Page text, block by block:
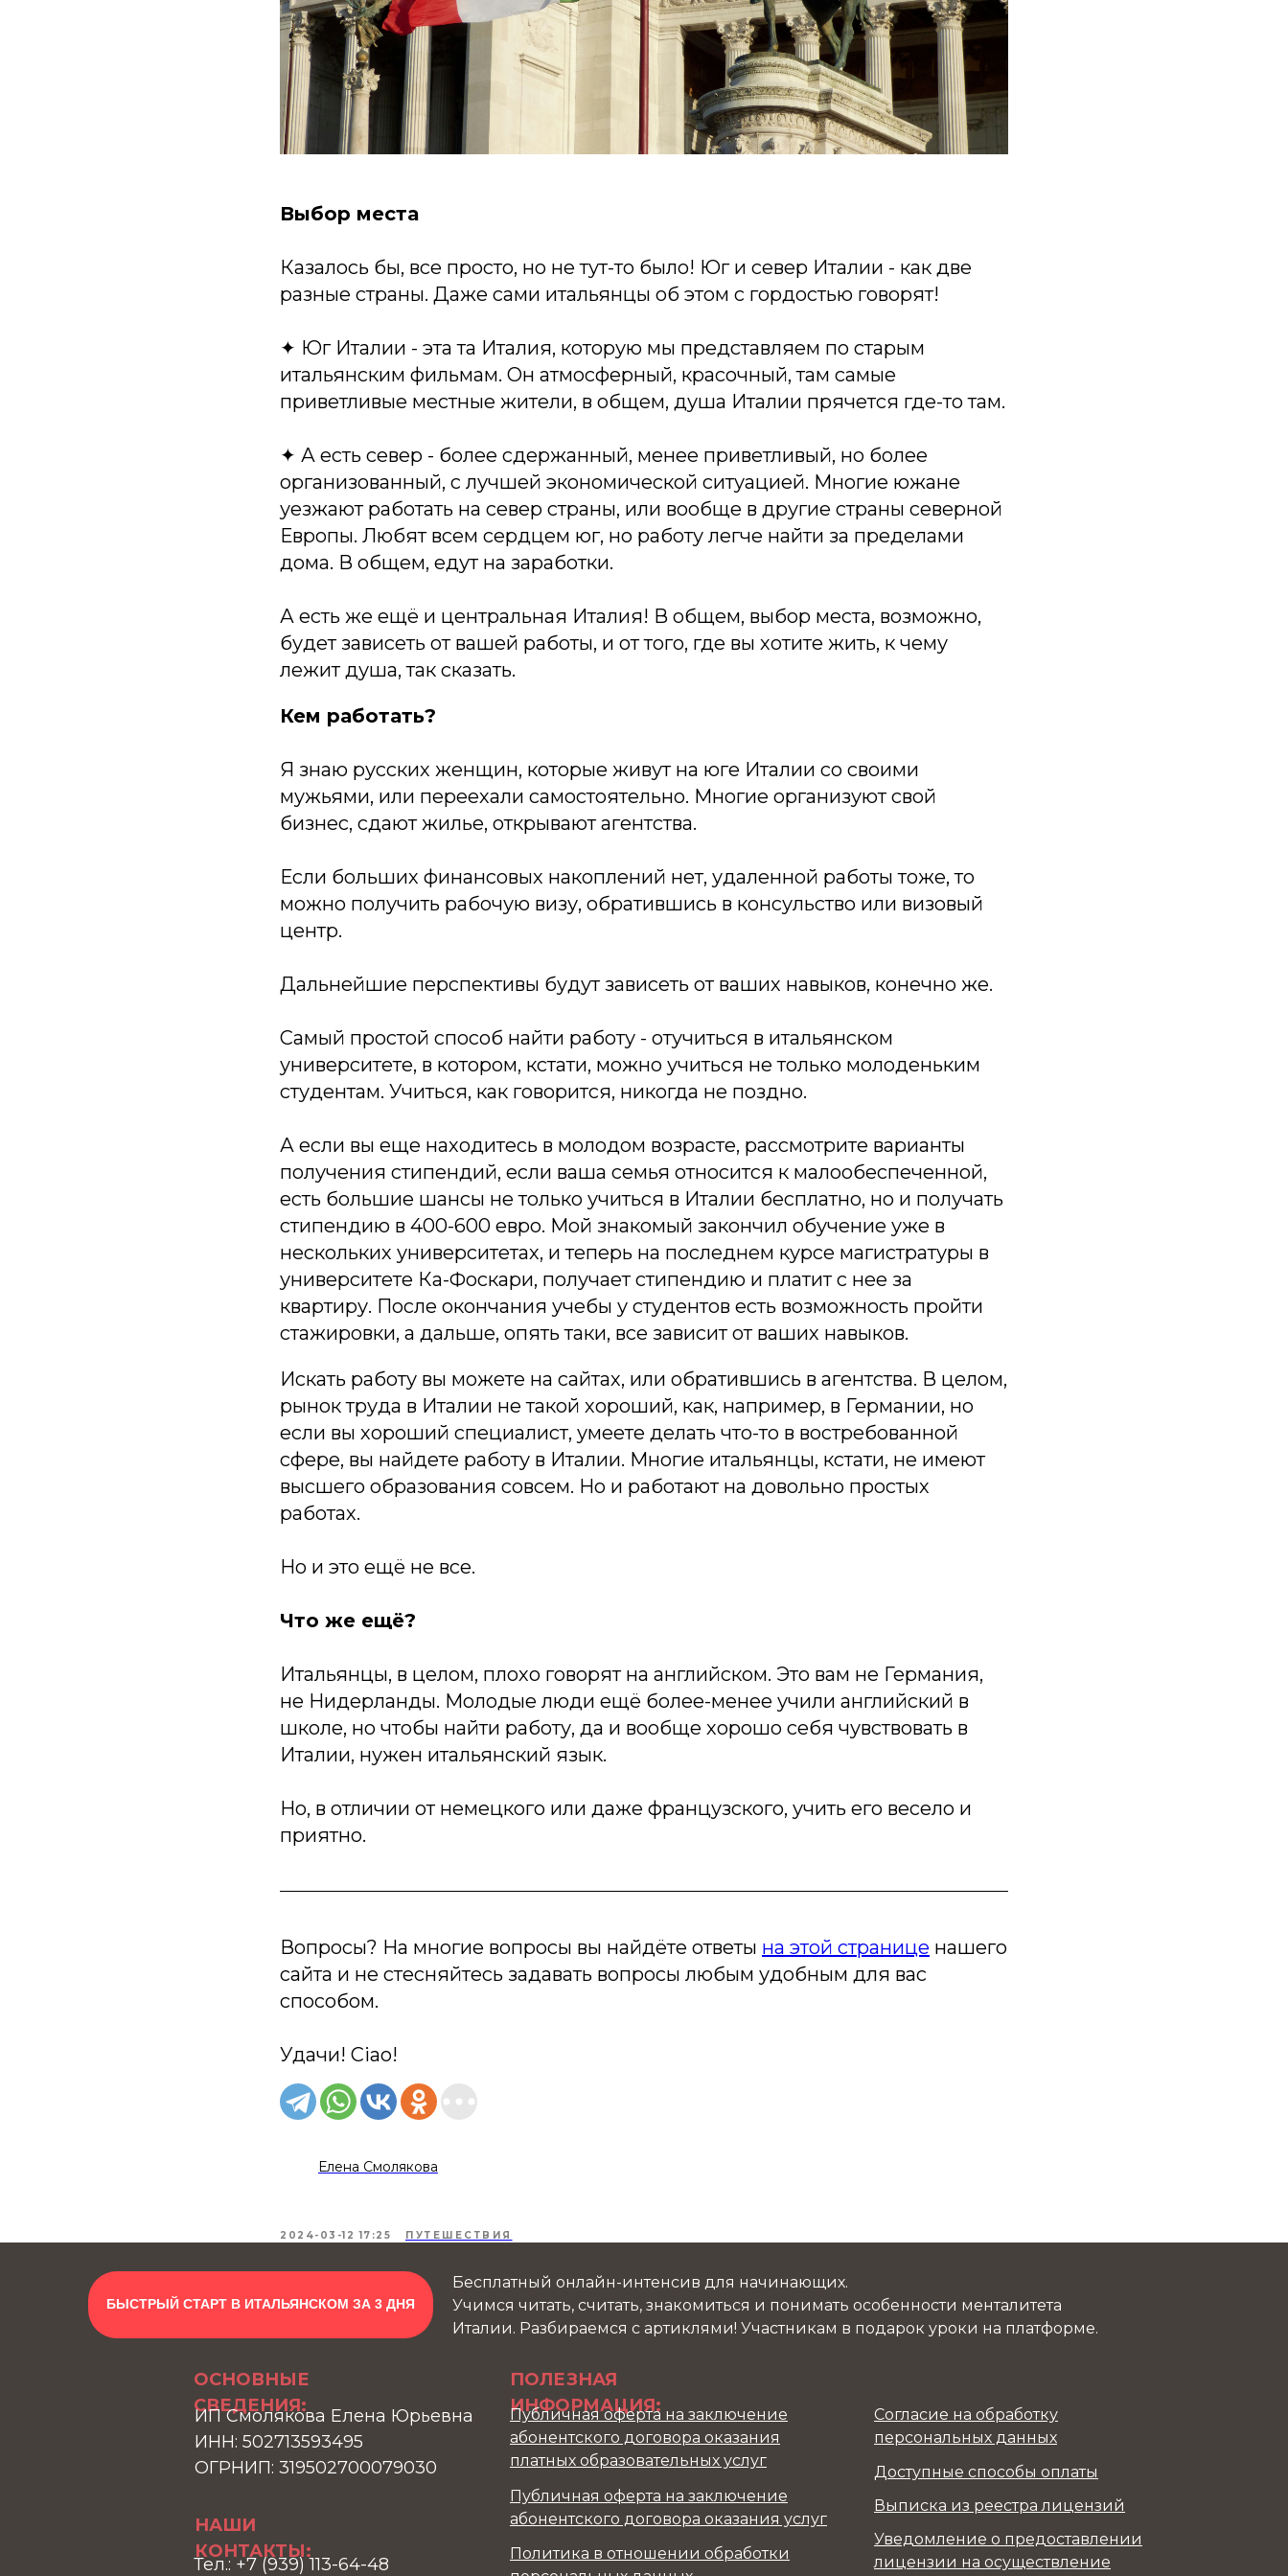
Выбор места
Казалось бы, все просто, но не тут-то было! Юг и север Италии - как две
разные страны. Даже сами итальянцы об этом с гордостью говорят!
✦ Юг Италии - эта та Италия, которую мы представляем по старым
итальянским фильмам. Он атмосферный, красочный, там самые
приветливые местные жители, в общем, душа Италии прячется где-то там.
✦ А есть север - более сдержанный, менее приветливый, но более
организованный, с лучшей экономической ситуацией. Многие южане
уезжают работать на север страны, или вообще в другие страны северной
Европы. Любят всем сердцем юг, но работу легче найти за пределами
дома. В общем, едут на заработки.
А есть же ещё и центральная Италия! В общем, выбор места, возможно,
будет зависеть от вашей работы, и от того, где вы хотите жить, к чему
лежит душа, так сказать.
Кем работать?
Я знаю русских женщин, которые живут на юге Италии со своими
мужьями, или переехали самостоятельно. Многие организуют свой
бизнес, сдают жилье, открывают агентства.
Если больших финансовых накоплений нет, удаленной работы тоже, то
можно получить рабочую визу, обратившись в консульство или визовый
центр.
Дальнейшие перспективы будут зависеть от ваших навыков, конечно же.
Самый простой способ найти работу - отучиться в итальянском
университете, в котором, кстати, можно учиться не только молоденьким
студентам. Учиться, как говорится, никогда не поздно.
А если вы еще находитесь в молодом возрасте, рассмотрите варианты
получения стипендий, если ваша семья относится к малообеспеченной,
есть большие шансы не только учиться в Италии бесплатно, но и получать
стипендию в 400-600 евро. Мой знакомый закончил обучение уже в
нескольких университетах, и теперь на последнем курсе магистратуры в
университете Ка-Фоскари, получает стипендию и платит с нее за
квартиру. После окончания учебы у студентов есть возможность пройти
стажировки, а дальше, опять таки, все зависит от ваших навыков.
Искать работу вы можете на сайтах, или обратившись в агентства. В целом,
рынок труда в Италии не такой хороший, как, например, в Германии, но
если вы хороший специалист, умеете делать что-то в востребованной
сфере, вы найдете работу в Италии. Многие итальянцы, кстати, не имеют
высшего образования совсем. Но и работают на довольно простых
работах.
Но и это ещё не все.
Что же ещё?
Итальянцы, в целом, плохо говорят на английском. Это вам не Германия,
не Нидерланды. Молодые люди ещё более-менее учили английский в
школе, но чтобы найти работу, да и вообще хорошо себя чувствовать в
Италии, нужен итальянский язык.
Но, в отличии от немецкого или даже французского, учить его весело и
приятно.
Вопросы? На многие вопросы вы найдёте ответы на этой странице нашего
сайта и не стесняйтесь задавать вопросы любым удобным для вас
способом.
Удачи! Ciao!
Елена Смолякова
2024-03-12 17:25 ПУТЕШЕСТВИЯ
БЫСТРЫЙ СТАРТ В ИТАЛЬЯНСКОМ ЗА 3 ДНЯ
ОСНОВНЫЕ
СВЕДЕНИЯ:
НАШИ
КОНТАКТЫ:
ПОЛЕЗНАЯ
ИНФОРМАЦИЯ:
ИП Смолякова Елена Юрьевна
ИНН: 502713593495
ОГРНИП: 319502700079030
Бесплатный онлайн-интенсив для начинающих.
Учимся читать, считать, знакомиться и понимать особенности менталитета
Италии. Разбираемся с артиклями! Участникам в подарок уроки на платформе.
Уведомление о предоставлении
лицензии на осуществление
Выписка из реестра лицензий
Доступные способы оплаты
Согласие на обработку
персональных данных
Политика в отношении обработки
Публичная оферта на заключение
абонентского договора оказания услуг
Публичная оферта на заключение
абонентского договора оказания
платных образовательных услуг
Тел.: +7 (939) 113-64-48